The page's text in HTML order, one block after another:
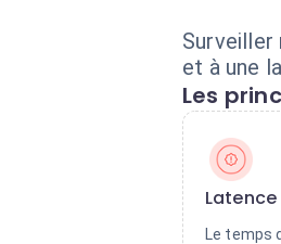
Surveiller
et à une
Les
Le temps